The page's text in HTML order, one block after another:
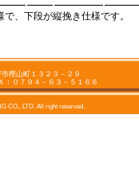
、下段が縦挽き仕様です。
樫山町１３２３－２９
０７９４－６３－５１６６
CO., LTD. All right reserved.